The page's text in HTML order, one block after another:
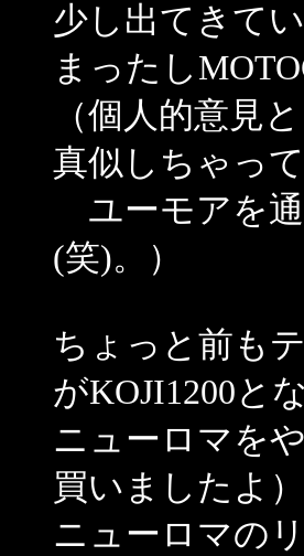
少し出てきて
まったし
（個人的意見
真似しちゃっ
ユーモアを
(笑)。）
ちょっと前も
がKOJI1200と
ニューロマを
買いましたよ）
ニューロマの